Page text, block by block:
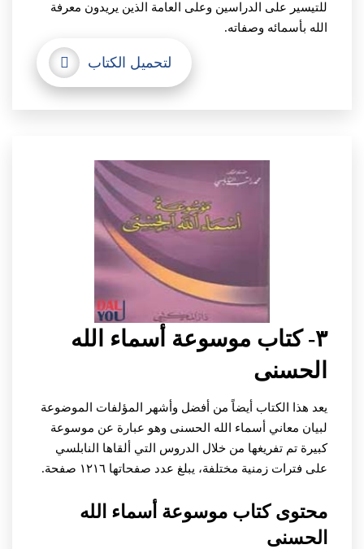
للتيسير على الدراسين وعلى العامة الذين يريدون معرفة
الله بأسمائه وصفاته.
لتحميل الكتاب
٣- كتاب موسوعة أسماء الله
الحسنى
يعد هذا الكتاب أيضاً من أفضل وأشهر المؤلفات الموضوعة
لبيان معاني أسماء الله الحسنى وهو عبارة عن موسوعة
كبيرة تم تفريغها من خلال الدروس التي ألقاها النابلسي
على فترات زمنية مختلفة، يبلغ عدد صفحاتها ١٢١٦ صفحة.
محتوى كتاب موسوعة أسماء الله
الحسنى